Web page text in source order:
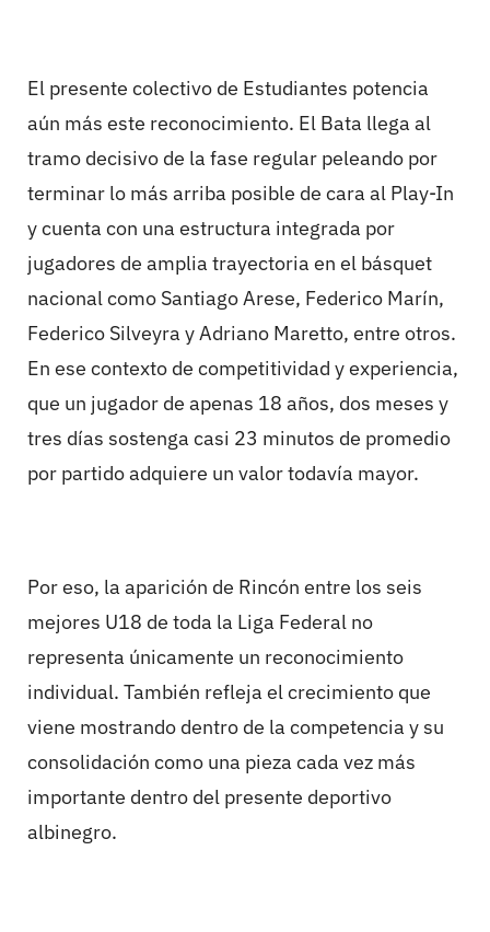
El presente colectivo de Estudiantes potencia
aún más este reconocimiento. El Bata llega al
tramo decisivo de la fase regular peleando por
terminar lo más arriba posible de cara al Play-In
y cuenta con una estructura integrada por
jugadores de amplia trayectoria en el básquet
nacional como Santiago Arese, Federico Marín,
Federico Silveyra y Adriano Maretto, entre otros.
En ese contexto de competitividad y experiencia,
que un jugador de apenas 18 años, dos meses y
tres días sostenga casi 23 minutos de promedio
por partido adquiere un valor todavía mayor.
Por eso, la aparición de Rincón entre los seis
mejores U18 de toda la Liga Federal no
representa únicamente un reconocimiento
individual. También refleja el crecimiento que
viene mostrando dentro de la competencia y su
consolidación como una pieza cada vez más
importante dentro del presente deportivo
albinegro.